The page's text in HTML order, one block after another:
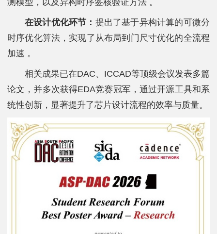
在设计优化环节： 提出了基于异构计算的可微分
时序优化算法，实现了从布局到门尺寸优化的全流程
加速 。
相关成果已在DAC、ICCAD等顶级会议发表多篇
论文，并多次获得EDA竞赛冠军，通过开源工具和系
统性创新，显著提升了芯片设计流程的效率与质量。